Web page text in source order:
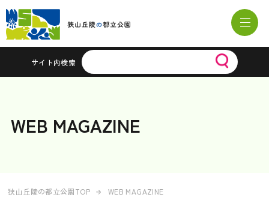
サイト内検索
WEB MAGAZINE
狭山丘陵の都立公園TOP WEB MAGAZINE